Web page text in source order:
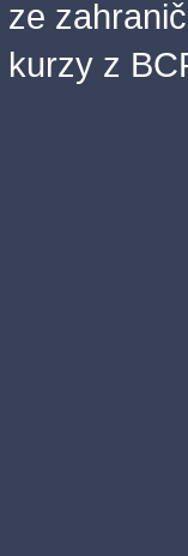
ze
kurzy z